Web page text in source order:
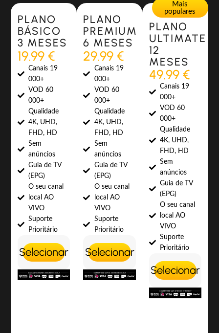
Most Popular
PLANO
BÁSICO
3 MESES
19.99 €
Canais 19
000+
VOD 60
000+
Qualidade
4K, UHD,
FHD, HD
Sem
anúncios
Guia de TV
(EPG)
O seu canal
local AO
VIVO
Suporte
Prioritário
Selecionar
Most Popular
PLANO
PREMIUM
6 MESES
29.99 €
Canais 19
000+
VOD 60
000+
Qualidade
4K, UHD,
FHD, HD
Sem
anúncios
Guia de TV
(EPG)
O seu canal
local AO
VIVO
Suporte
Prioritário
Selecionar
Mais
populares
PLANO
ULTIMATE
12
MESES
49.99 €
Canais 19
000+
VOD 60
000+
Qualidade
4K, UHD,
FHD, HD
Sem
anúncios
Guia de TV
(EPG)
O seu canal
local AO
VIVO
Suporte
Prioritário
Selecionar